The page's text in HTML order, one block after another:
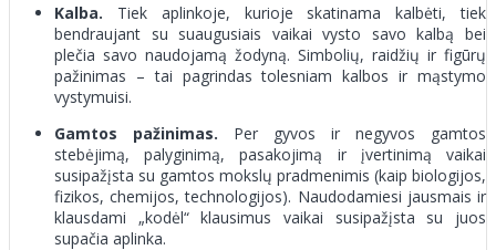
Kalba. Tiek aplinkoje, kurioje skatinama kalbėti, tiek
bendraujant su suaugusiais vaikai vysto savo kalbą bei
plečia savo naudojamą žodyną. Simbolių, raidžių ir figūrų
pažinimas – tai pagrindas tolesniam kalbos ir mąstymo
vystymuisi.
Gamtos pažinimas. Per gyvos ir negyvos gamtos
stebėjimą, palyginimą, pasakojimą ir įvertinimą vaikai
susipažįsta su gamtos mokslų pradmenimis (kaip biologijos,
fizikos, chemijos, technologijos). Naudodamiesi jausmais ir
klausdami „kodėl“ klausimus vaikai susipažįsta su juos
supačia aplinka.